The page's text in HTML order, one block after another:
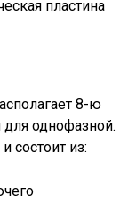
пластина
8-ю
однофазной.
состоит из: